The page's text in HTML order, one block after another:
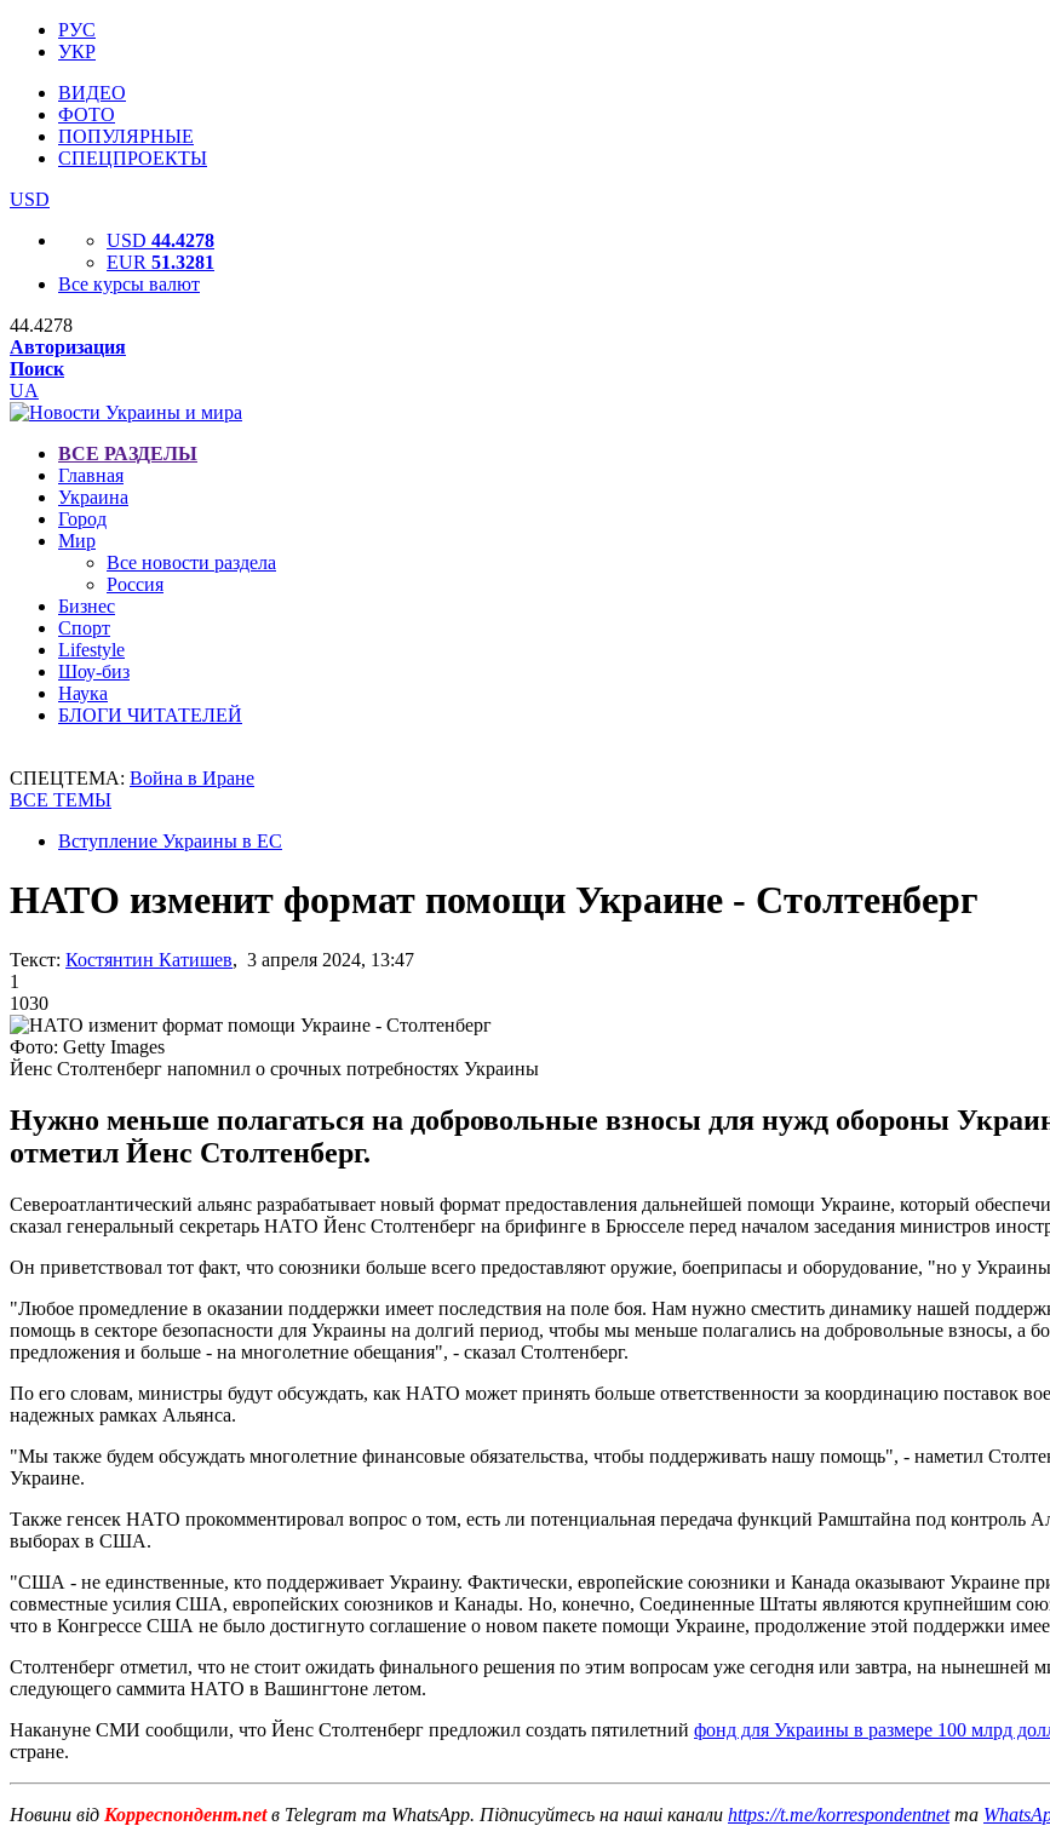
РУС
УКР
ВИДЕО
ФОТО
ПОПУЛЯРНЫЕ
СПЕЦПРОЕКТЫ
USD
USD 44.4278
EUR 51.3281
Все курсы валют
44.4278
Авторизация
Поиск
UA
ВСЕ РАЗДЕЛЫ
Главная
Украина
Город
Мир
Все новости раздела
Россия
Бизнес
Спорт
Lifestyle
Шоу-биз
Наука
БЛОГИ ЧИТАТЕЛЕЙ
СПЕЦТЕМА: Война в Иране
ВСЕ ТЕМЫ
Вступление Украины в ЕС
НАТО изменит формат помощи Украине - Столтенберг
Текст: Костянтин Катишев, 3 апреля 2024, 13:47
1
1030
Фото: Getty Images
Йенс Столтенберг напомнил о срочных потребностях Украины
Нужно меньше полагаться на добровольные взносы для нужд обороны
отметил Йенс Столтенберг.
Североатлантический альянс разрабатывает новый формат предоставления дальнейшей помощи Украине, который
сказал генеральный секретарь НАТО Йенс Столтенберг на брифинге в Брюсселе перед началом заседания министров
Он приветствовал тот факт, что союзники больше всего предоставляют оружие, боеприпасы и оборудование, "но у
"Любое промедление в оказании поддержки имеет последствия на поле боя. Нам нужно сместить динамику нашей
помощь в секторе безопасности для Украины на долгий период, чтобы мы меньше полагались на добровольные взносы, а
предложения и больше - на многолетние обещания", - сказал Столтенберг.
По его словам, министры будут обсуждать, как НАТО может принять больше ответственности за координацию поставок
надежных рамках Альянса.
"Мы также будем обсуждать многолетние финансовые обязательства, чтобы поддерживать нашу помощь", - наметил
Украине.
Также генсек НАТО прокомментировал вопрос о том, есть ли потенциальная передача функций Рамштайна под контроль
выборах в США.
"США - не единственные, кто поддерживает Украину. Фактически, европейские союзники и Канада оказывают Украине
совместные усилия США, европейских союзников и Канады. Но, конечно, Соединенные Штаты являются крупнейшим
что в Конгрессе США не было достигнуто соглашение о новом пакете помощи Украине, продолжение этой поддержки
Столтенберг отметил, что не стоит ожидать финального решения по этим вопросам уже сегодня или завтра, на нынешней
следующего саммита НАТО в Вашингтоне летом.
Накануне СМИ сообщили, что Йенс Столтенберг предложил создать пятилетний фонд для Украины в размере 100 млрд
стране.
Новини від Корреспондент.netв Telegram та WhatsApp. Підписуйтесь на наші канали https://t.me/korrespondentnetта